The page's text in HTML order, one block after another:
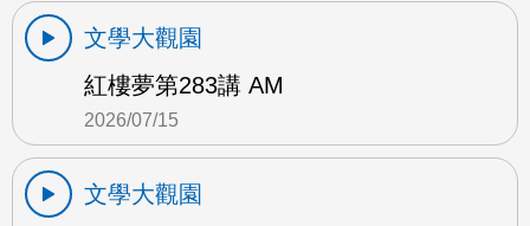
文學大觀園
紅樓夢第283講 AM
2026/07/15
文學大觀園